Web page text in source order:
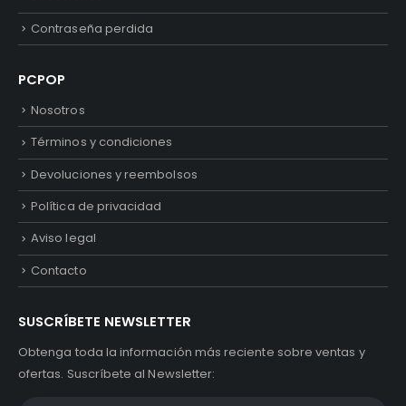
Contraseña perdida
PCPOP
Nosotros
Términos y condiciones
Devoluciones y reembolsos
Política de privacidad
Aviso legal
Contacto
SUSCRÍBETE NEWSLETTER
Obtenga toda la información más reciente sobre ventas y
ofertas. Suscríbete al Newsletter: